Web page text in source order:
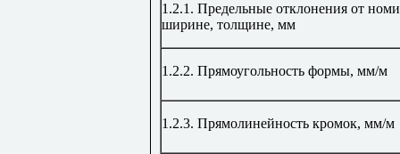
1.2.1. Предельные отклонения от
ширине, толщине, мм
1.2.2. Прямоугольность формы, мм/м
1.2.3. Прямолинейность кромок, мм/м